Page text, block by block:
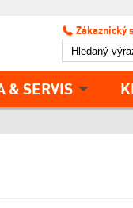
& SERVIS
Zákaznický